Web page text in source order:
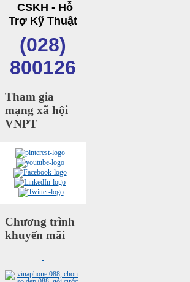
CSKH - Hỗ
Trợ Kỹ Thuật
(028)
800126
Tham gia
mạng xã hội
VNPT
Chương trình
khuyến mãi